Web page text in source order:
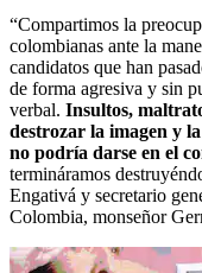
“Compartimos la
colombianas ante la
candidatos que han
de forma agresiva y sin
verbal. Insultos,
destrozar la imagen y
no podría darse en el
termináramos
Engativá y secretario
Colombia, monseñor